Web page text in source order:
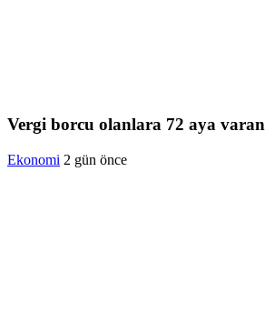
Vergi borcu olanlara 72 aya varan
Ekonomi 2 gün önce